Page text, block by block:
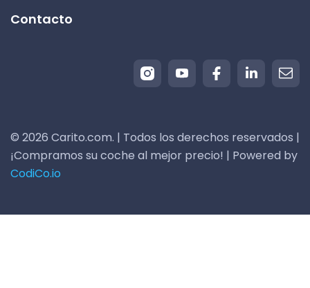
Contacto
© 2026 Carito.com. | Todos los derechos reservados |
¡Compramos su coche al mejor precio! | Powered by
CodiCo.io